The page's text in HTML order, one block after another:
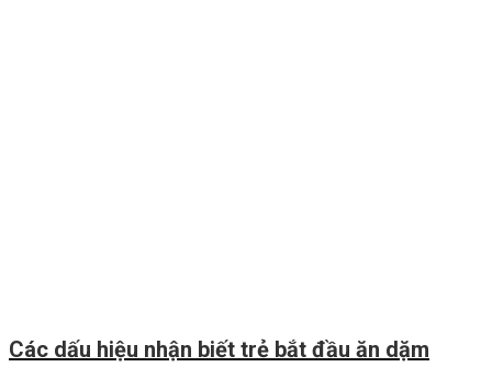
Các dấu hiệu nhận biết trẻ bắt đầu ăn dặm